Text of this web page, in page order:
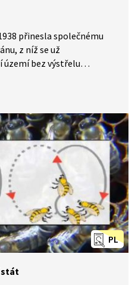
přinesla společnému
z níž se už
území bez výstřelu
Rus a události z března
se na ukázku
pod Tatrami (2024).
PL
stát